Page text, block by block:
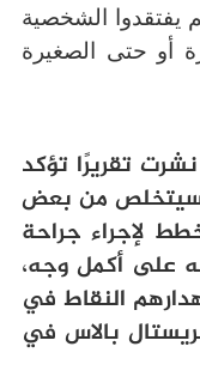
يفتقدوا الشخصية
أو حتى الصغيرة
تقريرًا تؤكد
سيتخلص من بعض
لإجراء جراحة
على أكمل وجه،
النقاط في
بالاس في